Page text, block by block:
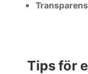
Tips för